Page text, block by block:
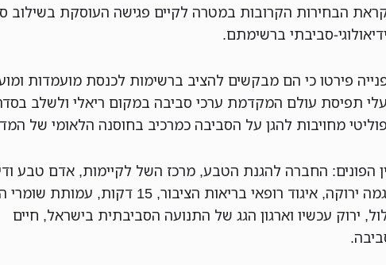
הבחירות הקרובות במטרה לקיים פגישה העוסקת בשילוב
סביבתי ברשימתם.
פירטו כי הם מבקשים להציב ברשימות לכנסת מועמדות
תפיסת עולם המקדמת ערכי סביבה במקום ריאלי ולשלב
מחויבות להגן על הסביבה כמרכיב בחוסנה הלאומי של
הפונים: החברה להגנת הטבע, מרכז השל לקיימות, אדם טבע
מגמה ירוקה, איגוד רופאי בריאות הציבור, 15 דקות,
ירוק עכשיו וארגון הגג של התנועה הסביבתית בישראל, חיים